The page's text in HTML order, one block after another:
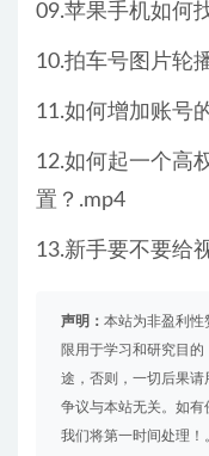
09.苹果手机如何
10.拍车号图片轮
11.如何增加账号
12.如何起一个高
置？.mp4
13.新手要不要给
声明： 本站为非盈利性
限用于学习和研究目
途，否则，一切后果
争议与本站无关。如
我们将第一时间处理